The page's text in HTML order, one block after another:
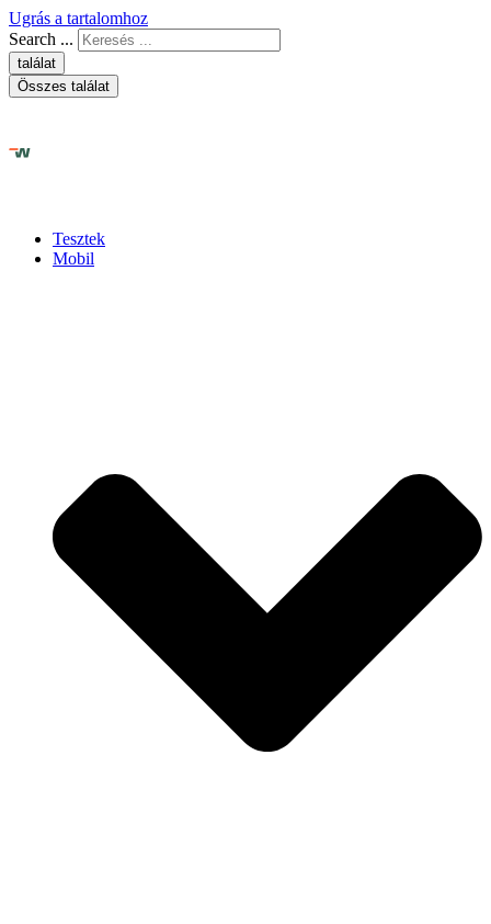
Ugrás a tartalomhoz
Search ...
találat
Összes találat
Tesztek
Mobil